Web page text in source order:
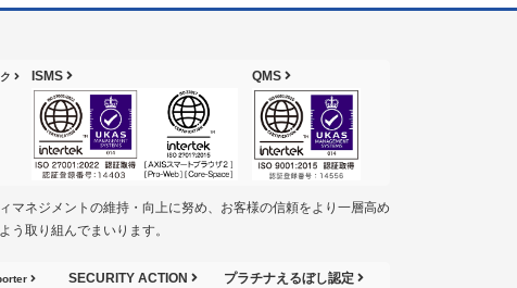
ISMS QMS
マネジメントの維持・向上に努め、お客様の信頼をより一層高め
う取り組んでまいります。
SECURITY ACTION プラチナえるぼし認定